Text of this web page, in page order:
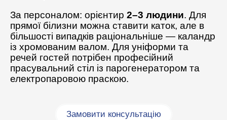
За персоналом: орієнтир 2–3 людини. Для
прямої білизни можна ставити каток, але в
більшості випадків раціональніше — каландр
із хромованим валом. Для уніформи та
речей гостей потрібен професійний
прасувальний стіл із парогенератором та
електропаровою праскою.
Замовити консультацію